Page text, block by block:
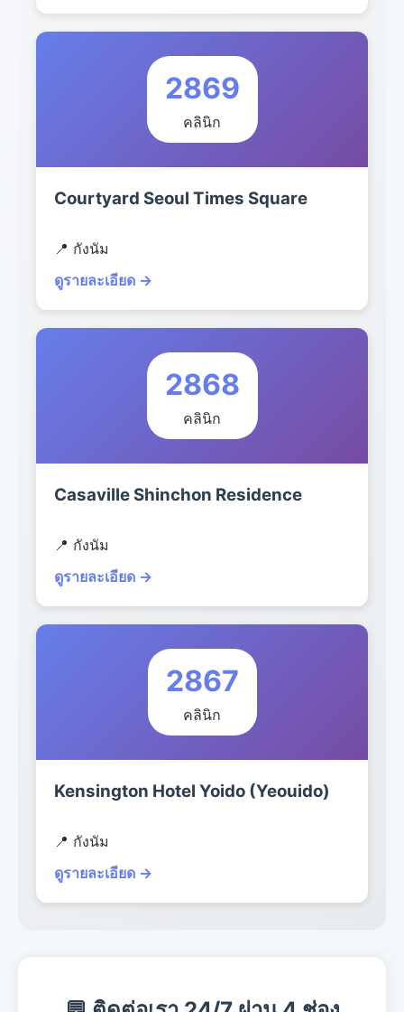
2869
คลินิก
Courtyard Seoul Times Square
📍 กังนัม
ดูรายละเอียด →
2868
คลินิก
Casaville Shinchon Residence
📍 กังนัม
ดูรายละเอียด →
2867
คลินิก
Kensington Hotel Yoido (Yeouido)
📍 กังนัม
ดูรายละเอียด →